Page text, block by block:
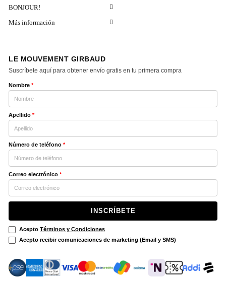
BONJOUR!
Más información
LE MOUVEMENT GIRBAUD
Suscríbete aquí para obtener envío gratis en tu primera compra
Nombre *
Apellido *
Número de teléfono *
Correo electrónico *
INSCRÍBETE
Acepto Términos y Condiciones
Acepto recibir comunicaciones de marketing (Email y SMS)